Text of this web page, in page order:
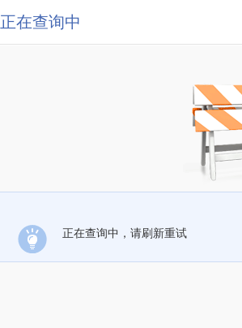
正在查询中
正在查询中，请刷新重试